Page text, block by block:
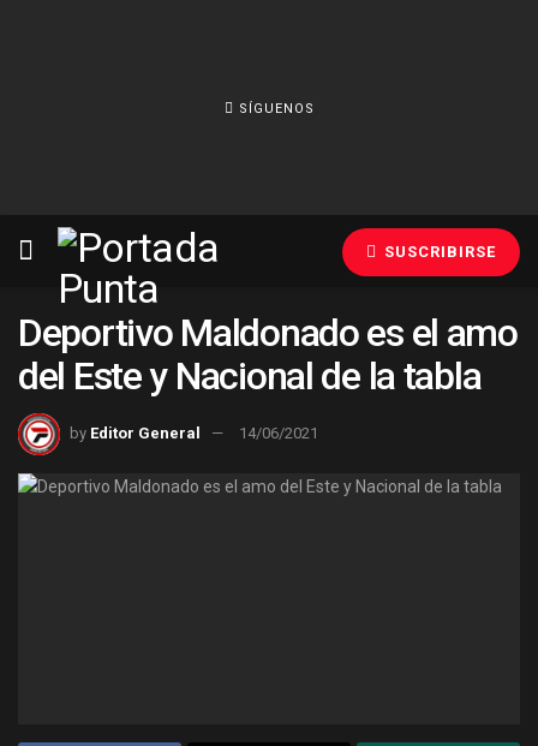
SÍGUENOS
SUSCRIBIRSE
Deportivo Maldonado es el amo
del Este y Nacional de la tabla
by Editor General 14/06/2021